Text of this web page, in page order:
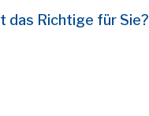
das Richtige für Sie?